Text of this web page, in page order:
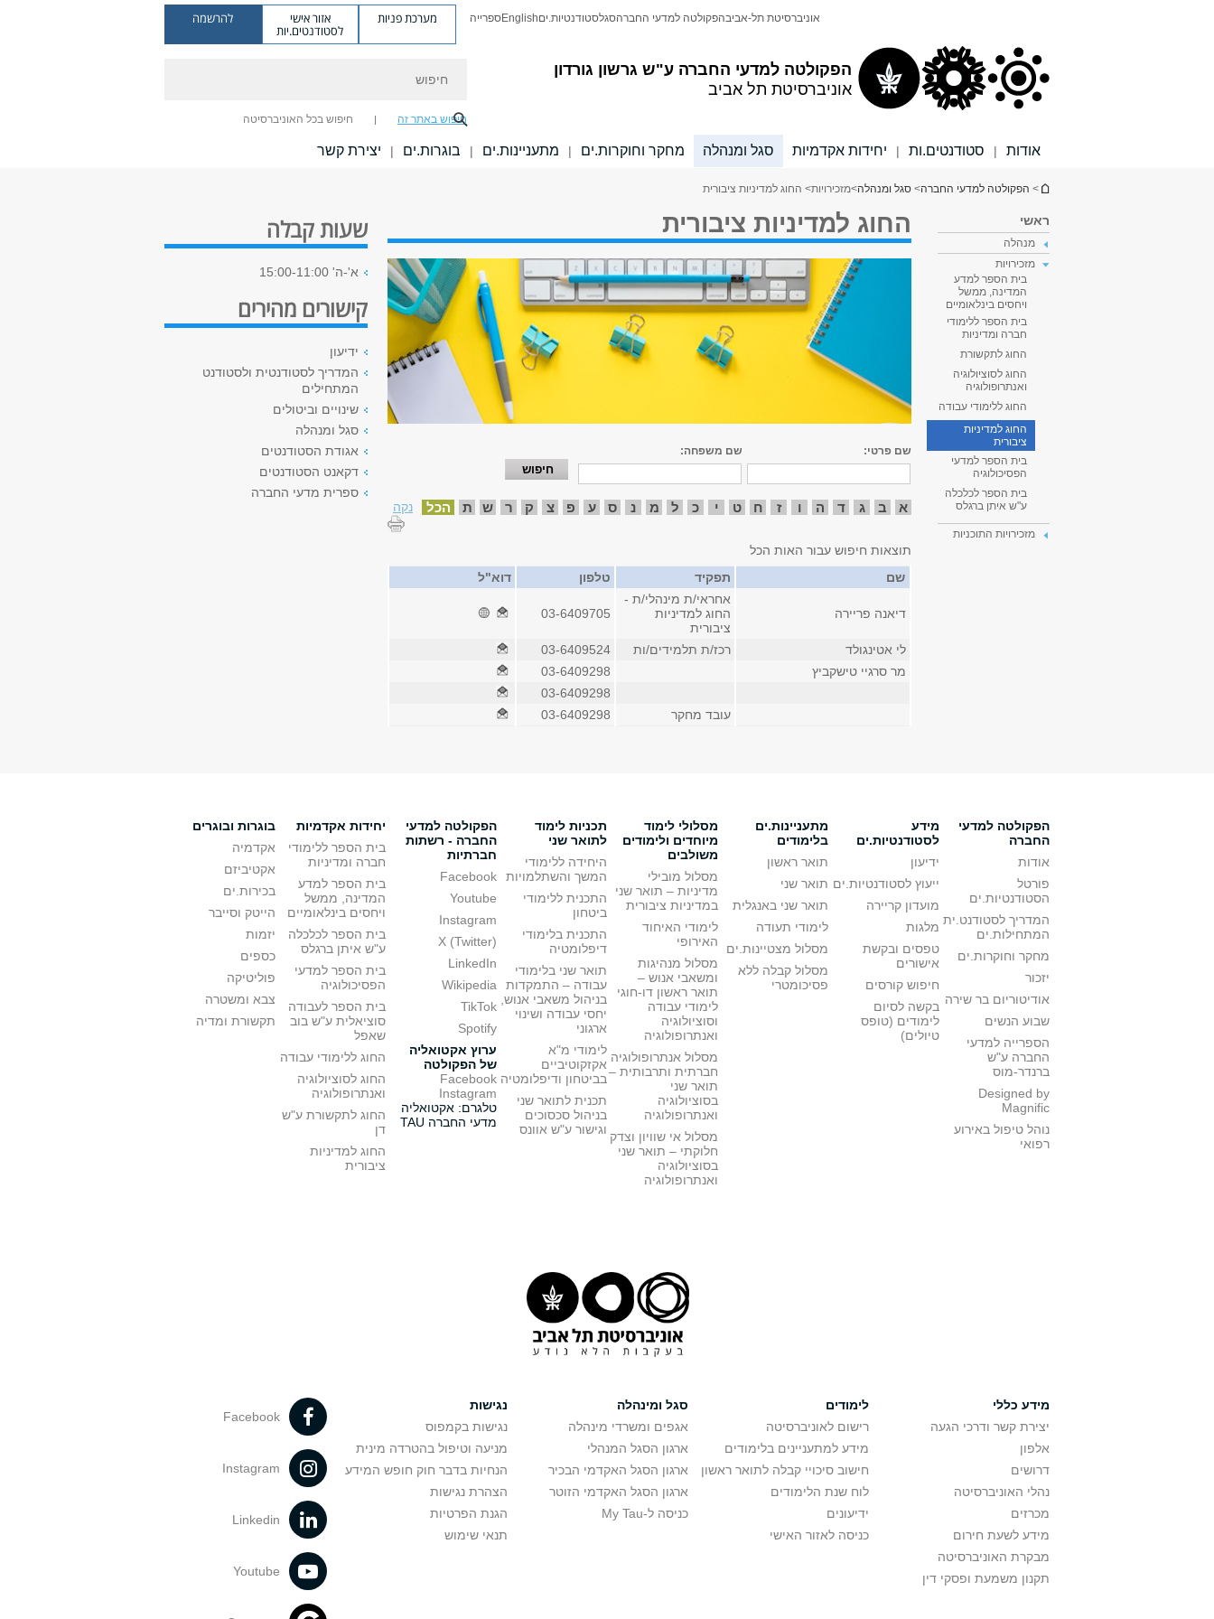
הפקולטה למדעי החברה ע"ש גרשון גורדון
אוניברסיטת תל אביב
אוניברסיטת תל-אביבהפקולטה למדעי החברהסגלסטודנטיות.יםEnglishספרייה מערכת פניות אזור אישי
לסטודנטים.יות
להרשמה
חיפוש באתר זה חיפוש בכל האוניברסיטה
אודות | סטודנטים.ות | יחידות אקדמיות סגל ומנהלה מחקר וחוקרות.ים | מתעניינות.ים | בוגרות.ים | יצירת קשר
הינך נמצא כאן
> הפקולטה למדעי החברה> סגל ומנהלה>מזכירויות> החוג למדיניות ציבורית
ראשי
מנהלה
מזכירויות
בית הספר למדע
המדינה, ממשל
ויחסים בינלאומיים
בית הספר ללימודי
חברה ומדיניות
החוג לתקשורת
החוג לסוציולוגיה
ואנתרופולוגיה
החוג ללימודי עבודה
החוג למדיניות
ציבורית
בית הספר למדעי
הפסיכולוגיה
בית הספר לכלכלה
ע"ש איתן ברגלס
מזכירויות התוכניות
החוג למדיניות ציבורית
שם פרטי: שם משפחה:
א ב ג ד ה ו ז ח ט י כ ל מ נ ס ע פ צ ק ר ש ת הכל נקה
תוצאות חיפוש עבור האות הכל
שם
תפקיד טלפון דוא"ל
דיאנה פריירה
אחראי/ת מינהלי/ת -
החוג למדיניות
ציבורית
03-6409705
לי אטינגולד רכז/ת תלמידים/ות
03-6409524
מר סרגיי טישקביץ
03-6409298
03-6409298
עובד מחקר
03-6409298
שעות קבלה
א'-ה' 15:00-11:00
קישורים מהירים
ידיעון
המדריך לסטודנטית ולסטודנט
המתחילים
שינויים וביטולים
סגל ומנהלה
אגודת הסטודנטים
דקאנט הסטודנטים
ספרית מדעי החברה
הפקולטה למדעי
החברה
אודות
פורטל
הסטודנטיות.ים
המדריך לסטודנט.ית
המתחילות.ים
מחקר וחוקרות.ים
יזכור
אודיטוריום בר שירה
שבוע הנשים
הספרייה למדעי
החברה ע"ש
ברנדר-מוס
Designed by
Magnific
נוהל טיפול באירוע
רפואי
מידע
לסטודנטיות.ים
ידיעון
ייעוץ לסטודנטיות.ים
מועדון קריירה
מלגות
טפסים ובקשת
אישורים
חיפוש קורסים
בקשה לסיום
לימודים (טופס
טיולים)
מתעניינות.ים
בלימודים
תואר ראשון
תואר שני
תואר שני באנגלית
לימודי תעודה
מסלול מצטיינות.ים
מסלול קבלה ללא
פסיכומטרי
מסלולי לימוד
מיוחדים ולימודים
משולבים
מסלול מובילי
מדיניות – תואר שני
במדיניות ציבורית
לימודי האיחוד
האירופי
מסלול מנהיגות
ומשאבי אנוש –
תואר ראשון דו-חוגי
לימודי עבודה
וסוציולוגיה
ואנתרופולוגיה
מסלול אנתרופולוגיה
חברתית ותרבותית –
תואר שני
בסוציולוגיה
ואנתרופולוגיה
מסלול אי שוויון וצדק
חלוקתי – תואר שני
בסוציולוגיה
ואנתרופולוגיה
תכניות לימוד
לתואר שני
היחידה ללימודי
המשך והשתלמויות
התכנית ללימודי
ביטחון
התכנית בלימודי
דיפלומטיה
תואר שני בלימודי
עבודה – התמקדות
בניהול משאבי אנוש,
יחסי עבודה ושינוי
ארגוני
לימודי מ"א
אקזקוטיביים
בביטחון ודיפלומטיה
תכנית לתואר שני
בניהול סכסוכים
וגישור ע"ש אוונס
הפקולטה למדעי
החברה - רשתות
חברתיות
Facebook
Youtube
Instagram
X (Twitter)
LinkedIn
Wikipedia
TikTok
Spotify
ערוץ אקטואליה
של הפקולטה
Facebook
Instagram
טלגרם: אקטואליה
מדעי החברה TAU
יחידות אקדמיות
בית הספר ללימודי
חברה ומדיניות
בית הספר למדע
המדינה, ממשל
ויחסים בינלאומיים
בית הספר לכלכלה
ע"ש איתן ברגלס
בית הספר למדעי
הפסיכולוגיה
בית הספר לעבודה
סוציאלית ע"ש בוב
שאפל
החוג ללימודי עבודה
החוג לסוציולוגיה
ואנתרופולוגיה
החוג לתקשורת ע"ש
דן
החוג למדיניות
ציבורית
בוגרות ובוגרים
אקדמיה
אקטיביזם
בכירות.ים
הייטק וסייבר
יזמות
כספים
פוליטיקה
צבא ומשטרה
תקשורת ומדיה
מידע כללי
יצירת קשר ודרכי הגעה
אלפון
דרושים
נהלי האוניברסיטה
מכרזים
מידע לשעת חירום
מבקרת האוניברסיטה
תקנון משמעת ופסקי דין
לימודים
רישום לאוניברסיטה
מידע למתעניינים בלימודים
חישוב סיכויי קבלה לתואר ראשון
לוח שנת הלימודים
ידיעונים
כניסה לאזור האישי
סגל ומינהלה
אגפים ומשרדי מינהלה
ארגון הסגל המנהלי
ארגון הסגל האקדמי הבכיר
ארגון הסגל האקדמי הזוטר
כניסה ל-My Tau
נגישות
נגישות בקמפוס
מניעה וטיפול בהטרדה מינית
הנחיות בדבר חוק חופש המידע
הצהרת נגישות
הגנת הפרטיות
תנאי שימוש
Facebook
Instagram
Linkedin
Youtube